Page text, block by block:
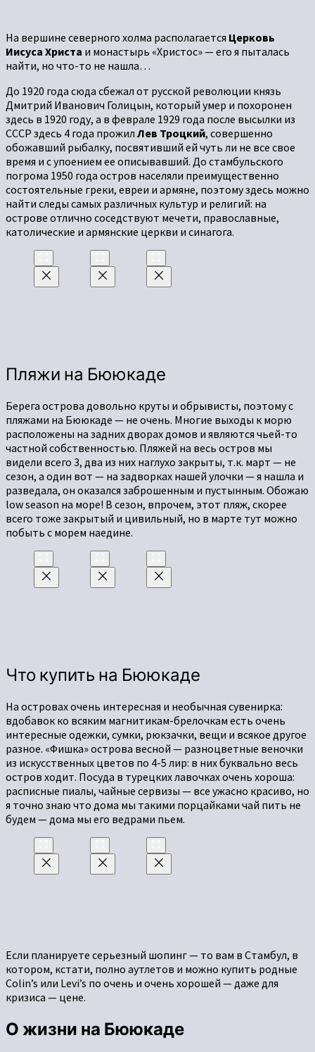
На вершине северного холма располагается Церковь
Иисуса Христа и монастырь «Христос» — его я пыталась
найти, но что-то не нашла…
До 1920 года сюда сбежал от русской революции князь
Дмитрий Иванович Голицын, который умер и похоронен
здесь в 1920 году, а в феврале 1929 года после высылки из
СССР здесь 4 года прожил Лев Троцкий, совершенно
обожавший рыбалку, посвятивший ей чуть ли не все свое
время и с упоением ее описывавший. До стамбульского
погрома 1950 года остров населяли преимущественно
состоятельные греки, евреи и армяне, поэтому здесь можно
найти следы самых различных культур и религий: на
острове отлично соседствуют мечети, православные,
католические и армянские церкви и синагога.
Пляжи на Бююкаде
Берега острова довольно круты и обрывисты, поэтому с
пляжами на Бююкаде — не очень. Многие выходы к морю
расположены на задних дворах домов и являются чьей-то
частной собственностью. Пляжей на весь остров мы
видели всего 3, два из них наглухо закрыты, т.к. март — не
сезон, а один вот — на задворках нашей улочки — я нашла и
разведала, он оказался заброшенным и пустынным. Обожаю
low season на море! В сезон, впрочем, этот пляж, скорее
всего тоже закрытый и цивильный, но в марте тут можно
побыть с морем наедине.
Что купить на Бююкаде
На островах очень интересная и необычная сувенирка:
вдобавок ко всяким магнитикам-брелочкам есть очень
интересные одежки, сумки, рюкзачки, вещи и всякое другое
разное. «Фишка» острова весной — разноцветные веночки
из искусственных цветов по 4-5 лир: в них буквально весь
остров ходит. Посуда в турецких лавочках очень хороша:
расписные пиалы, чайные сервизы — все ужасно красиво, но
я точно знаю что дома мы такими порцайками чай пить не
будем — дома мы его ведрами пьем.
Если планируете серьезный шопинг — то вам в Стамбул, в
котором, кстати, полно аутлетов и можно купить родные
Colin’s или Levi’s по очень и очень хорошей — даже для
кризиса — цене.
О жизни на Бююкаде